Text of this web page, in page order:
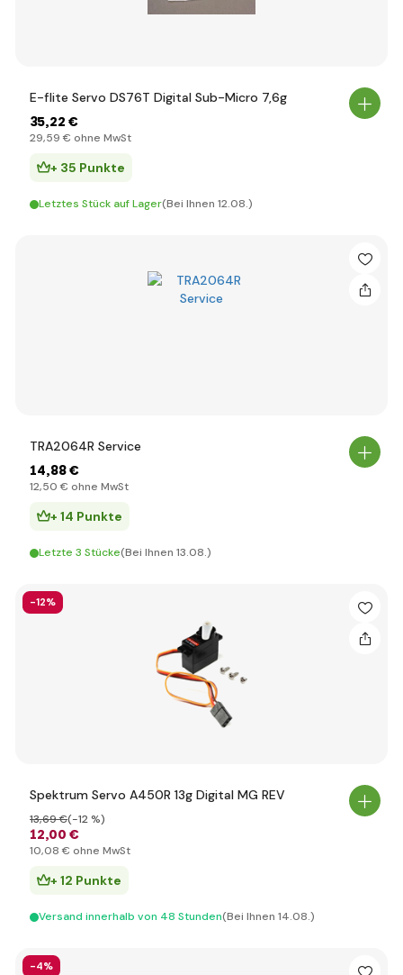
E-flite Servo DS76T Digital Sub-Micro 7,6g
35,22 €
29,59 € ohne MwSt
+ 35 Punkte
Letztes Stück auf Lager(Bei Ihnen 12.08.)
TRA2064R Service
14,88 €
12,50 € ohne MwSt
+ 14 Punkte
Letzte 3 Stücke(Bei Ihnen 13.08.)
-12%
Spektrum Servo A450R 13g Digital MG REV
12,00 €
13,69 €(-12 %)
10,08 € ohne MwSt
+ 12 Punkte
Versand innerhalb von 48 Stunden(Bei Ihnen 14.08.)
-4%